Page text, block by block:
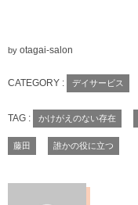
by otagai-salon
CATEGORY : デイサービス
TAG : かけがえのない存在
藤田 誰かの役に立つ